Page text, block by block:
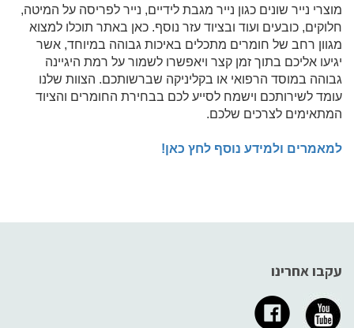
מוצרי נייר שונים כגון נייר מגבת לידיים, נייר לפריסה על המיטה,
חלוקים, כובעים ועוד ובציוד עזר נוסף. כאן באתר תוכלו למצוא
מגוון רחב של חומרים מתכלים באיכות גבוהה במיוחד, אשר
יגיעו אליכם בתוך זמן קצר ויאפשרו לשמור על רמת היגיינה
גבוהה במוסד הרפואי או בקליניקה שברשותכם. הצוות שלנו
עומד לשירותכם וישמח לסייע לכם בבחירת החומרים והציוד
המתאימים לצרכים שלכם.
למאמרים ולמידע נוסף לחץ כאן!
עקבו אחרינו